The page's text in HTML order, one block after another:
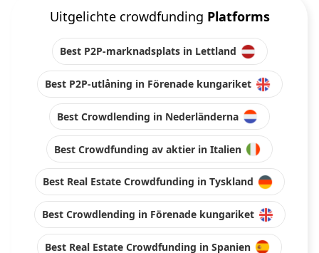
Uitgelichte crowdfunding Platforms
Best P2P-marknadsplats in Lettland
Best P2P-utlåning in Förenade kungariket
Best Crowdlending in Nederländerna
Best Crowdfunding av aktier in Italien
Best Real Estate Crowdfunding in Tyskland
Best Crowdlending in Förenade kungariket
Best Real Estate Crowdfunding in Spanien